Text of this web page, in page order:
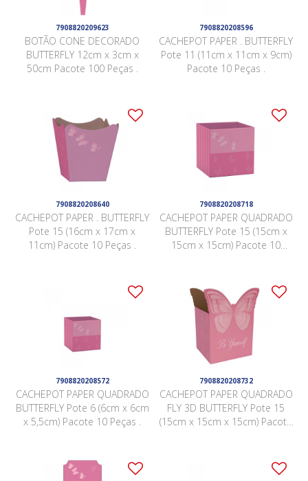
7908820209623
BOTÃO CONE DECORADO
BUTTERFLY 12cm x 3cm x
50cm Pacote 100 Peças .
7908820208596
CACHEPOT PAPER . BUTTERFLY
Pote 11 (11cm x 11cm x 9cm)
Pacote 10 Peças .
7908820208640
CACHEPOT PAPER . BUTTERFLY
Pote 15 (16cm x 17cm x
11cm) Pacote 10 Peças .
7908820208718
CACHEPOT PAPER QUADRADO
BUTTERFLY Pote 15 (15cm x
15cm x 15cm) Pacote 10
7908820208572
CACHEPOT PAPER QUADRADO
BUTTERFLY Pote 6 (6cm x 6cm
x 5,5cm) Pacote 10 Peças .
7908820208732
CACHEPOT PAPER QUADRADO
FLY 3D BUTTERFLY Pote 15
(15cm x 15cm x 15cm) Pacote